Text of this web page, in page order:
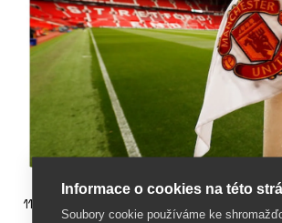
11. října 2022
Informace o cookies na této
Soubory cookie používáme ke